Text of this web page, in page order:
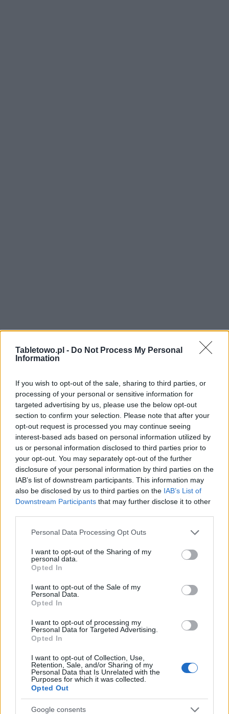
Tabletowo.pl - Do Not Process My Personal
Information
If you wish to opt-out of the sale, sharing to third parties, or
processing of your personal or sensitive information for
targeted advertising by us, please use the below opt-out
section to confirm your selection. Please note that after your
opt-out request is processed you may continue seeing
interest-based ads based on personal information utilized by
us or personal information disclosed to third parties prior to
your opt-out. You may separately opt-out of the further
disclosure of your personal information by third parties on the
IAB’s list of downstream participants. This information may
also be disclosed by us to third parties on the IAB’s List of
Downstream Participants that may further disclose it to other
Please note that this website/app uses one or more Google
not limited to your visit or usage behaviour. You may click to
grant or deny consent to Google and its third-party tags to
use your data for below specified purposes in below Google
consent section.
Personal Data Processing Opt Outs
I want to opt-out of the Sharing of my
personal data.
Opted In
I want to opt-out of the Sale of my
Personal Data.
Opted In
I want to opt-out of processing my
Personal Data for Targeted Advertising.
Opted In
I want to opt-out of Collection, Use,
Retention, Sale, and/or Sharing of my
Personal Data that Is Unrelated with the
Purposes for which it was collected.
Opted Out
Google consents